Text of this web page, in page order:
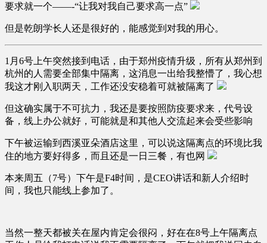
要求就一个——-“让我对我自己要求高一点”
但是乾朗学长人还是很好的，能感觉到对我的用心。
1月6号上午突然接到电话，由于郑州疫情升级，所有从郑州到
杭州的人需要全部集中隔离，这消息一出给我整懵了，我心想
我这才刚入职两天，工作还没安稳着可就被隔离了
但这确实属于不可抗力，我还是要按照防疫要求来，代号设
备，线上办公就好，可能就是和其他人交流起来会受些影响
下午被运输到西溪亚朵酒店这里，可以说这隔离点的环境比我
住的地方要好得多，而且还是一日三餐，有也网
本来周五（7号）下午是F4时间，是CEO讲话和新人介绍时
间，我也只能线上参加了。
当然一整天都被关在屋内肯定会很闷，好在在8号上午隔离点